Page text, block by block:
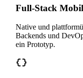
Full-Stack
Native und
Backends und
ein Prototyp.